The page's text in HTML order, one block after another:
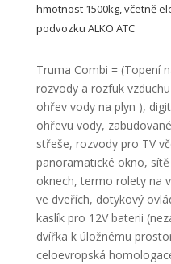
hmotnost 1500kg, včetně
podvozku ALKO ATC
Truma Combi = (Topení
rozvody a rozfuk
ohřev vody na plyn ),
ohřevu vody,
střeše, rozvody pro TV
panoramatické okno,
oknech, termo rolety na
ve dveřích, dotykový
kaslík pro 12V baterii
dvířka k úložnému
celoevropská